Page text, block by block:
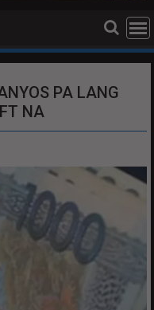
PA LANG
NA